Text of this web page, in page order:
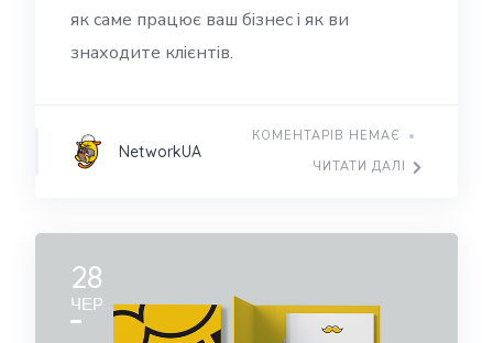
як саме працює ваш бізнес і як ви
знаходите клієнтів.
NetworkUA
КОМЕНТАРІВ НЕМАЄ
ЧИТАТИ ДАЛІ
28
ЧЕР